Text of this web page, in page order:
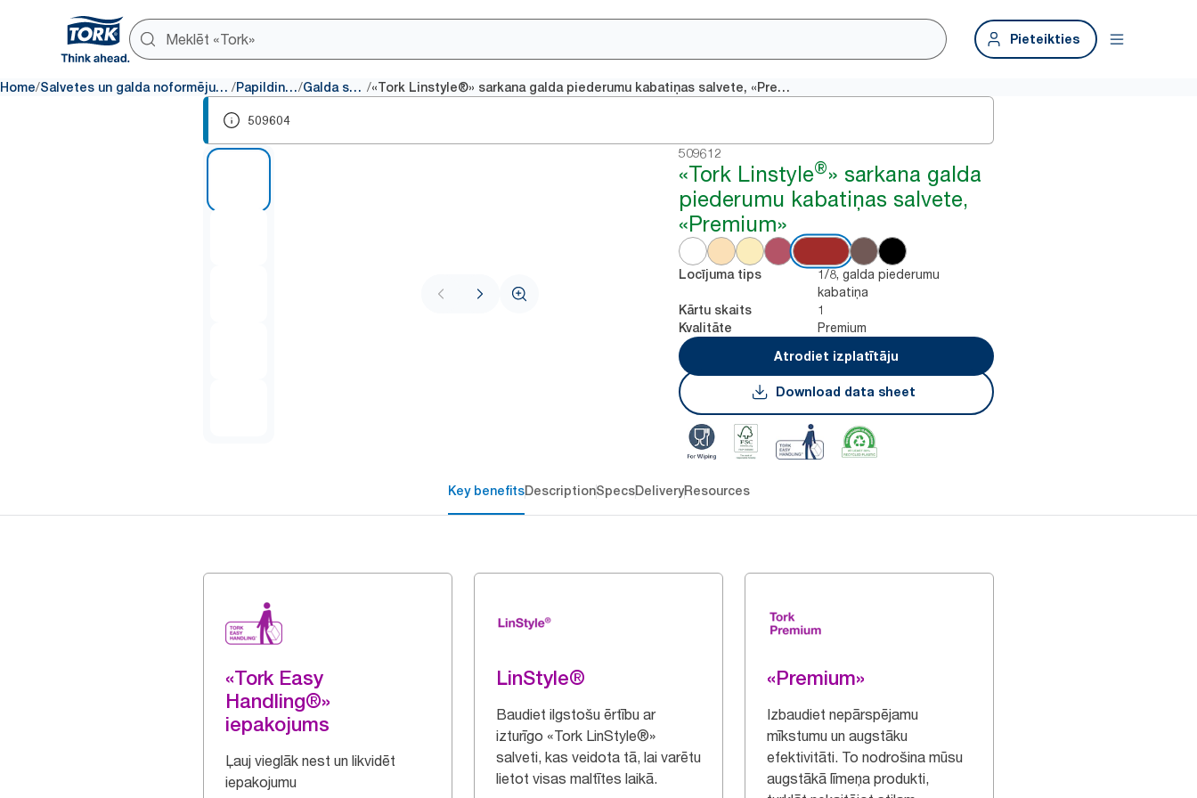
Pieteikties
Home/ Salvetes un galda noformējuma produkti / Papildinājumi/ Galda salvete / «Tork Linstyle®» sarkana galda piederumu kabatiņas salvete, «Premium»
509604
509612
«Tork Linstyle®» sarkana galda
piederumu kabatiņas salvete,
«Premium»
Locījuma tips
1/8, galda piederumu
kabatiņa
Kārtu skaits 1
Kvalitāte
Premium
Atrodiet izplatītāju
Download data sheet
Key benefitsDescriptionSpecsDeliveryResources
«Tork Easy
Handling®»
iepakojums
Ļauj vieglāk nest un likvidēt
iepakojumu
LinStyle®
Baudiet ilgstošu ērtību ar
izturīgo «Tork LinStyle®»
salveti, kas veidota tā, lai varētu
lietot visas maltītes laikā.
«Premium»
Izbaudiet nepārspējamu
mīkstumu un augstāku
efektivitāti. To nodrošina mūsu
augstākā līmeņa produkti,